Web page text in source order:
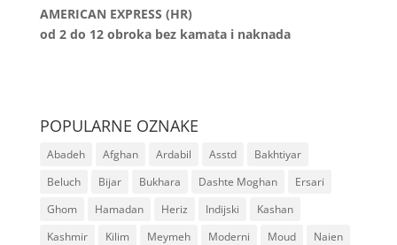
AMERICAN EXPRESS (HR)
od 2 do 12 obroka bez kamata i naknada
POPULARNE OZNAKE
Abadeh Afghan Ardabil Asstd
Bakhtiyar
Beluch
Bijar Bukhara Dashte Moghan
Ersari
Ghom
Hamadan Heriz Indijski
Kashan
Kashmir
Kilim Meymeh Moderni Moud
Naien